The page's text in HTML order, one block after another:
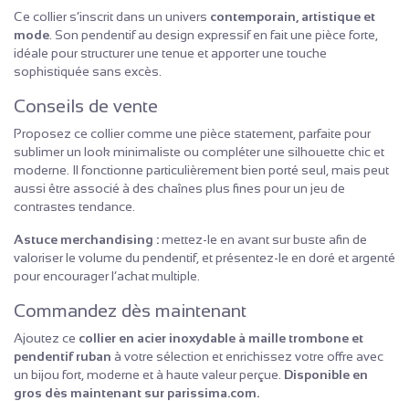
Ce collier s’inscrit dans un univers contemporain, artistique et
mode . Son pendentif au design expressif en fait une pièce forte,
idéale pour structurer une tenue et apporter une touche
sophistiquée sans excès.
Conseils de vente
Proposez ce collier comme une pièce statement, parfaite pour
sublimer un look minimaliste ou compléter une silhouette chic et
moderne. Il fonctionne particulièrement bien porté seul, mais peut
aussi être associé à des chaînes plus fines pour un jeu de
contrastes tendance.
Astuce merchandising :mettez-le en avant sur buste afin de
valoriser le volume du pendentif, et présentez-le en doré et argenté
pour encourager l’achat multiple.
Commandez dès maintenant
Ajoutez ce collier en acier inoxydable à maille trombone et
pendentif ruban à votre sélection et enrichissez votre offre avec
un bijou fort, moderne et à haute valeur perçue. Disponible en
gros dès maintenant sur parissima.com.